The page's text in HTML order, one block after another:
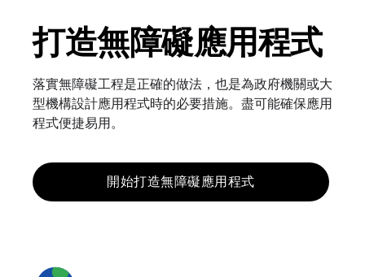
打造無障礙應用程式
落實無障礙工程是正確的做法，也是為政府機關或大
型機構設計應用程式時的必要措施。盡可能確保應用
程式便捷易用。
開始打造無障礙應用程式